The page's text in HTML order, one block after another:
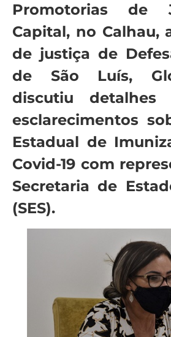
Promotorias de
Capital, no Calhau,
de justiça de
de São Luís,
discutiu detalhes
esclarecimentos
Estadual de
Covid-19 com
Secretaria de
(SES).